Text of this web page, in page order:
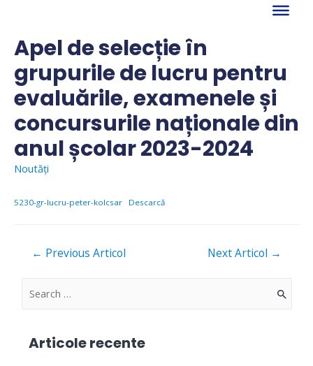
contentApel de selecție în
grupurile de lucru pentru
evaluările, examenele și
concursurile naționale din
anul școlar 2023-2024
Noutăți
5230-gr-lucru-peter-kolcsar Descarcă
Navigare
← Previous Articol Next Articol →
S
Articole recente